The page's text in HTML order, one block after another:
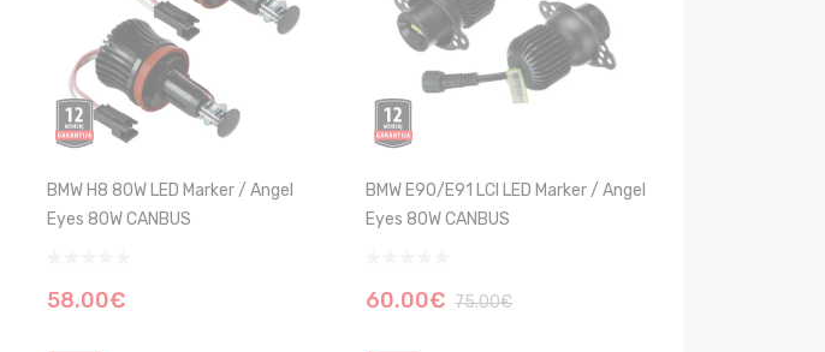
BMW H8 80W LED Marker / Angel
Eyes 80W CANBUS
58.00€
BMW E90/E91 LCI LED Marker / Angel
Eyes 80W CANBUS
60.00€ 75.00€